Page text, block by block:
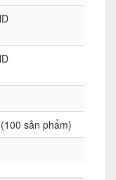
sản phẩm)